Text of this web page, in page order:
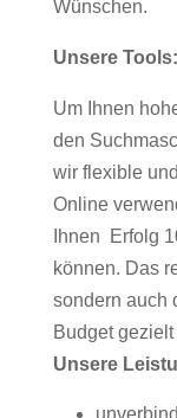
Wünschen.
Unsere Tools:
Um Ihnen
den
wir flexible
Online
Ihnen Erfolg
können. Das
sondern auch
Budget
Unsere